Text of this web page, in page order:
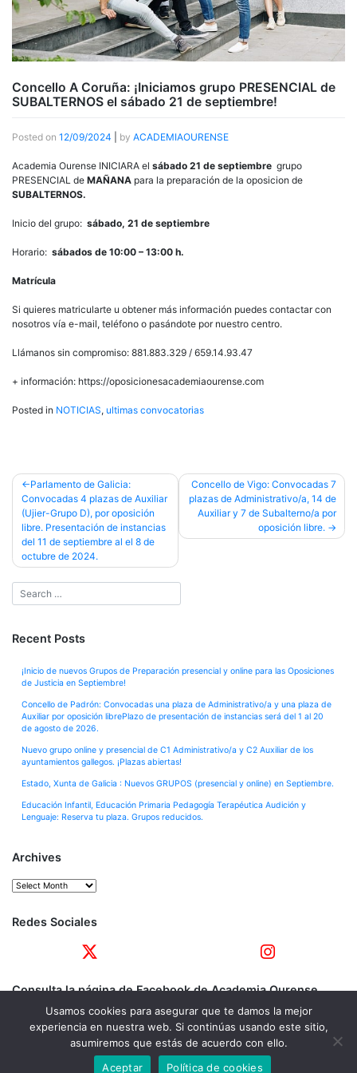
Concello A Coruña: ¡Iniciamos grupo PRESENCIAL de
SUBALTERNOS el sábado 21 de septiembre!
Posted on 12/09/2024 by ACADEMIAOURENSE
Academia Ourense INICIARA el sábado 21 de septiembre grupo
PRESENCIAL de MAÑANA para la preparación de la oposicion de
SUBALTERNOS.
Inicio del grupo: sábado, 21 de septiembre
Horario: sábados de 10:00 – 13:00 h.
Matrícula
Si quieres matricularte u obtener más información puedes contactar con
nosotros vía e-mail, teléfono o pasándote por nuestro centro.
Llámanos sin compromiso: 881.883.329 / 659.14.93.47
+ información: https://oposicionesacademiaourense.com
Posted in NOTICIAS, ultimas convocatorias
Post
navigation
Parlamento de Galicia:
Convocadas 4 plazas de Auxiliar
(Ujier-Grupo D), por oposición
libre. Presentación de instancias
del 11 de septiembre al el 8 de
octubre de 2024.
Concello de Vigo: Convocadas 7
plazas de Administrativo/a, 14 de
Auxiliar y 7 de Subalterno/a por
oposición libre.
Recent Posts
¡Inicio de nuevos Grupos de Preparación presencial y online para las Oposiciones
de Justicia en Septiembre!
Concello de Padrón: Convocadas una plaza de Administrativo/a y una plaza de
Auxiliar por oposición librePlazo de presentación de instancias será del 1 al 20
de agosto de 2026.
Nuevo grupo online y presencial de C1 Administrativo/a y C2 Auxiliar de los
ayuntamientos gallegos. ¡Plazas abiertas!
Estado, Xunta de Galicia : Nuevos GRUPOS (presencial y online) en Septiembre.
Educación Infantil, Educación Primaria Pedagogía Terapéutica Audición y
Lenguaje: Reserva tu plaza. Grupos reducidos.
Archives
Archives
Redes Sociales
Consulta la página de Facebook de Academia Ourense
Usamos cookies para asegurar que te damos la mejor
experiencia en nuestra web. Si continúas usando este sitio,
asumiremos que estás de acuerdo con ello.
Aceptar
Política de cookies